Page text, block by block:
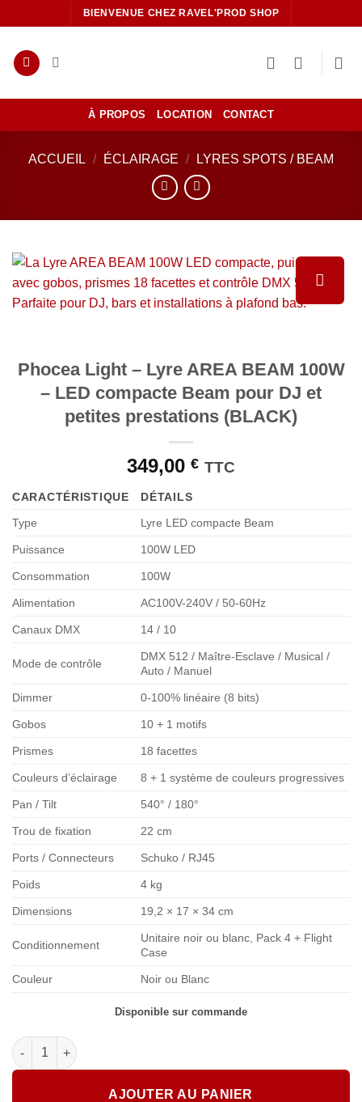
au
contenu
BIENVENUE CHEZ RAVEL'PROD SHOP
À PROPOS LOCATION CONTACT
ACCUEIL / ÉCLAIRAGE / LYRES SPOTS / BEAM
souhaits
Phocea Light – Lyre AREA BEAM 100W
– LED compacte Beam pour DJ et
petites prestations (BLACK)
349,00 € TTC
CARACTÉRISTIQUE
DÉTAILS
Type
Lyre LED compacte Beam
Puissance 100W LED
Consommation 100W
Alimentation AC100V-240V / 50-60Hz
Canaux DMX 14 / 10
Mode de contrôle
DMX 512 / Maître-Esclave / Musical /
Auto / Manuel
Dimmer 0-100% linéaire (8 bits)
Gobos 10 + 1 motifs
Prismes 18 facettes
Couleurs d’éclairage 8 + 1 système de couleurs progressives
Pan / Tilt 540° / 180°
Trou de fixation 22 cm
Ports / Connecteurs Schuko / RJ45
Poids 4 kg
Dimensions 19,2 × 17 × 34 cm
Conditionnement
Unitaire noir ou blanc, Pack 4 + Flight
Case
Couleur Noir ou Blanc
Disponible sur commande
quantité de Phocea Light - Lyre AREA BEAM 100W – LED
AJOUTER AU PANIER